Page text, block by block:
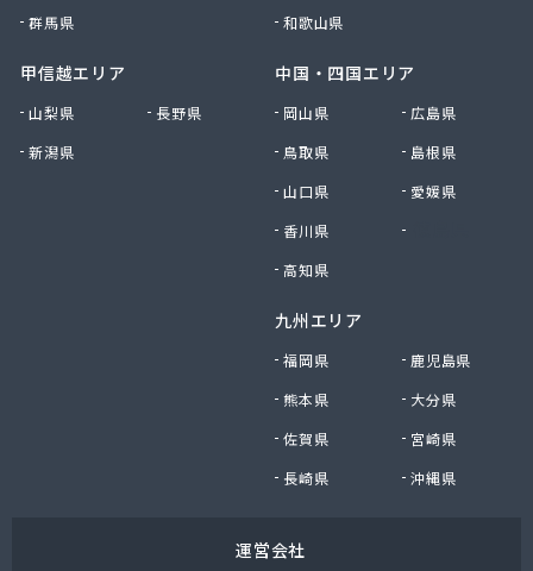
NXエネルギー九州株式会社 熊本営業所
業所
NXエネルギー九州株式会社 熊本北営業所
NXエネルギー九州株式会社 城北営業所
日豊興産株式会社 本社事務所
肥後協同ガス配送センター株式会社
福岡酸素株式会社八代出張所
野中石油プロパン有限会社
群馬県
甲信越エリア
山梨県
長野県
新潟県
和歌山県
中国・四国エリア
岡山県
広島県
鳥取県
島根県
山口県
愛媛県
香川県
高知県
九州エリア
福岡県
鹿児島県
熊本県
大分県
佐賀県
宮崎県
長崎県
沖縄県
運営会社